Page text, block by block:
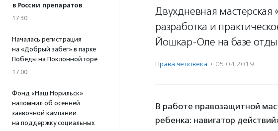
в России препаратов
17:30
Началась регистрация
на «Добрый забег» в парке
Победы на Поклонной горе
17:00
Фонд «Наш Норильск»
напомнил об осенней
заявочной кампании
на поддержку социальных
Двухдневная
разработка и
Йошкар-Оле на базе
Права человека · 05.04.2019
В работе правозащитной
ребенка: навигатор